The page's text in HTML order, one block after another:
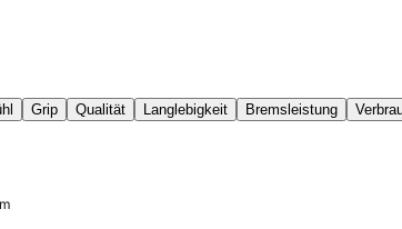
Grip Qualität Langlebigkeit Bremsleistung